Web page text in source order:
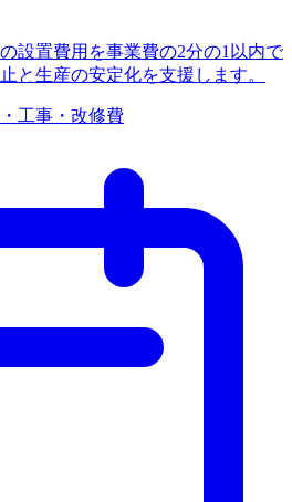
設置費用を事業費の2分の1以内で
と生産の安定化を支援します。
工事・改修費